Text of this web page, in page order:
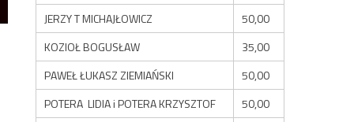
JERZY T MICHAJŁOWICZ
50,00
KOZIOŁ BOGUSŁAW
35,00
PAWEŁ ŁUKASZ ZIEMIAŃSKI
50,00
POTERA LIDIA i POTERA KRZYSZTOF
50,00